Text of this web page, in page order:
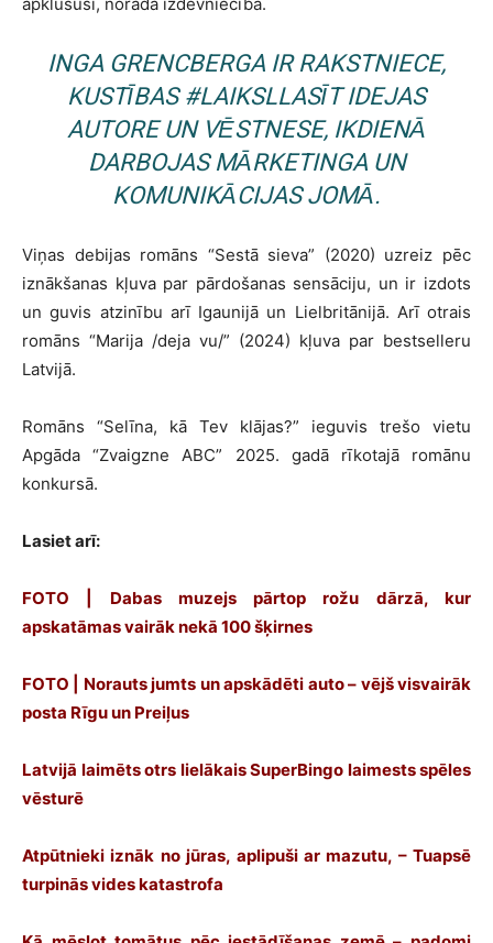
INGA GRENCBERGA IR RAKSTNIECE,
KUSTĪBAS #LAIKSLLASĪT IDEJAS
AUTORE UN VĒSTNESE, IKDIENĀ
DARBOJAS MĀRKETINGA UN
KOMUNIKĀCIJAS JOMĀ.
Viņas debijas romāns “Sestā sieva” (2020) uzreiz pēc
iznākšanas kļuva par pārdošanas sensāciju, un ir izdots
un guvis atzinību arī Igaunijā un Lielbritānijā. Arī otrais
romāns “Marija /deja vu/” (2024) kļuva par bestselleru
Latvijā.
Romāns “Selīna, kā Tev klājas?” ieguvis trešo vietu
Apgāda “Zvaigzne ABC” 2025. gadā rīkotajā romānu
konkursā.
Lasiet arī:
FOTO | Dabas muzejs pārtop rožu dārzā, kur
apskatāmas vairāk nekā 100 šķirnes
FOTO | Norauts jumts un apskādēti auto – vējš visvairāk
posta Rīgu un Preiļus
Latvijā laimēts otrs lielākais SuperBingo laimests spēles
vēsturē
Atpūtnieki iznāk no jūras, aplipuši ar mazutu, – Tuapsē
turpinās vides katastrofa